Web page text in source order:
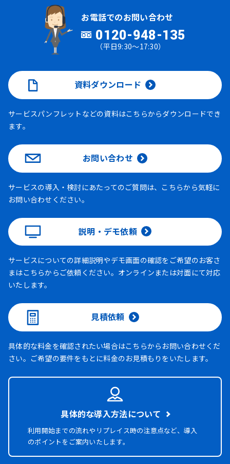
お電話でのお問い合わせ
0120-948-135
（平日9:30～17:30）
資料ダウンロード
サービスパンフレットなどの資料はこちらからダウンロードでき
ます。
お問い合わせ
サービスの導入・検討にあたってのご質問は、こちらから気軽に
お問い合わせください。
説明・デモ依頼
サービスについての詳細説明やデモ画面の確認をご希望のお客さ
まはこちらからご依頼ください。オンラインまたは対面にて対応
いたします。
見積依頼
具体的な料金を確認されたい場合はこちらからお問い合わせくだ
さい。ご希望の要件をもとに料金のお見積もりをいたします。
具体的な導入方法について
利用開始までの流れやリプレイス時の注意点など、導入
のポイントをご案内いたします。